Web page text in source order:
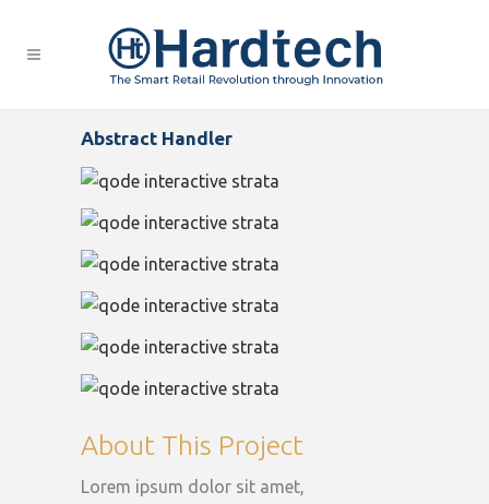
Abstract Handler
About This Project
Lorem ipsum dolor sit amet,